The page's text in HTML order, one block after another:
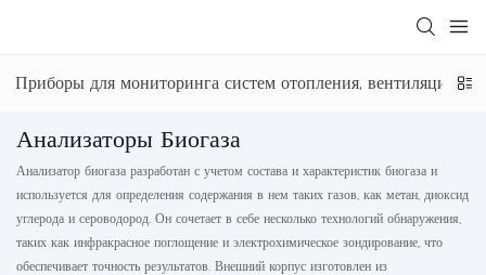
Приборы для мониторинга систем отопления, вентиляции и
Анализаторы Биогаза
Анализатор биогаза разработан с учетом состава и характеристик биогаза и
используется для определения содержания в нем таких газов, как метан, диоксид
углерода и сероводород. Он сочетает в себе несколько технологий обнаружения,
таких как инфракрасное поглощение и электрохимическое зондирование, что
обеспечивает точность результатов. Внешний корпус изготовлен из